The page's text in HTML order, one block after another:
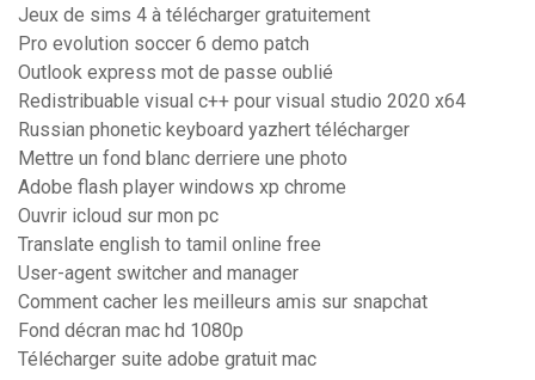
Jeux de sims 4 à télécharger gratuitement
Pro evolution soccer 6 demo patch
Outlook express mot de passe oublié
Redistribuable visual c++ pour visual studio 2020 x64
Russian phonetic keyboard yazhert télécharger
Mettre un fond blanc derriere une photo
Adobe flash player windows xp chrome
Ouvrir icloud sur mon pc
Translate english to tamil online free
User-agent switcher and manager
Comment cacher les meilleurs amis sur snapchat
Fond décran mac hd 1080p
Télécharger suite adobe gratuit mac